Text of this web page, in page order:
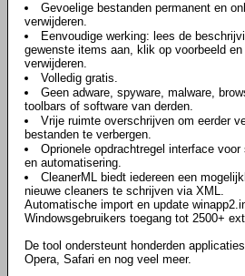
Gevoelige bestanden permanent en
verwijderen.
Eenvoudige werking: lees de
gewenste items aan, klik op voorbeeld
verwijderen.
Volledig gratis.
Geen adware, spyware, malware,
toolbars of software van derden.
Vrije ruimte overschrijven om eerder
bestanden te verbergen.
Oprionele opdrachtregel interface voor
en automatisering.
CleanerML biedt iedereen een
nieuwe cleaners te schrijven via XML.
Automatische import en update
Windowsgebruikers toegang tot 2500+
De tool ondersteunt honderden
Opera, Safari en nog veel meer.